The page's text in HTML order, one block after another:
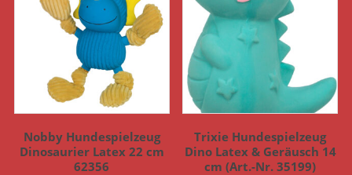
Nobby Hundespielzeug
Dinosaurier Latex 22 cm
62356
Trixie Hundespielzeug
Dino Latex & Geräusch 14
cm (Art.-Nr. 35199)